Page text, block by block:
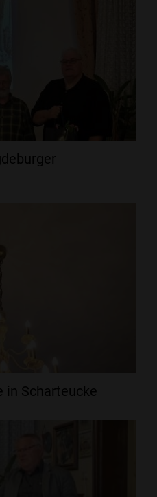
in Scharteucke